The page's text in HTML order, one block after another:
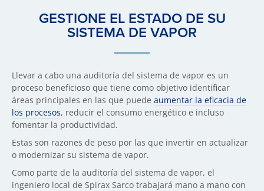
GESTIONE EL ESTADO DE SU
SISTEMA DE VAPOR
Llevar a cabo una auditoría del sistema de vapor es un
proceso beneficioso que tiene como objetivo identificar
áreas principales en las que puede aumentar la eficacia de
los procesos, reducir el consumo energético e incluso
fomentar la productividad.
Estas son razones de peso por las que invertir en actualizar
o modernizar su sistema de vapor.
Como parte de la auditoría del sistema de vapor, el
ingeniero local de Spirax Sarco trabajará mano a mano con